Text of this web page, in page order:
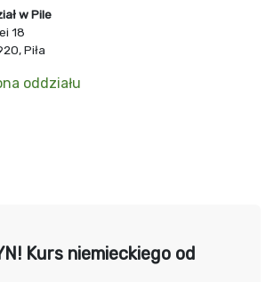
w Pile
18
Piła
oddziału
Kurs niemieckiego od